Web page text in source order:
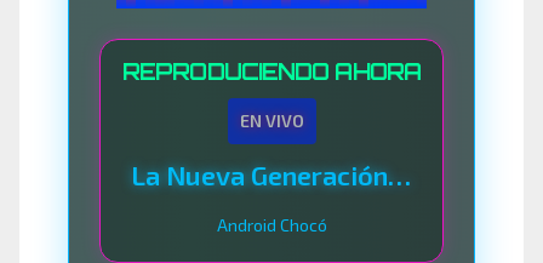
REPRODUCIENDO AHORA
EN VIVO
La Nueva Generación Del Sistema
Android Chocó